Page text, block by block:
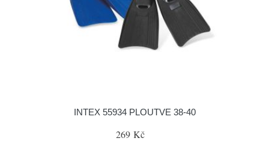
INTEX 55934 PLOUTVE 38-40
269 Kč